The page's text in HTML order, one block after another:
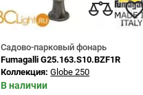
Садово-парковый фонарь
Fumagalli G25.163.S10.BZF1R
Коллекция:Globe 250
В наличии